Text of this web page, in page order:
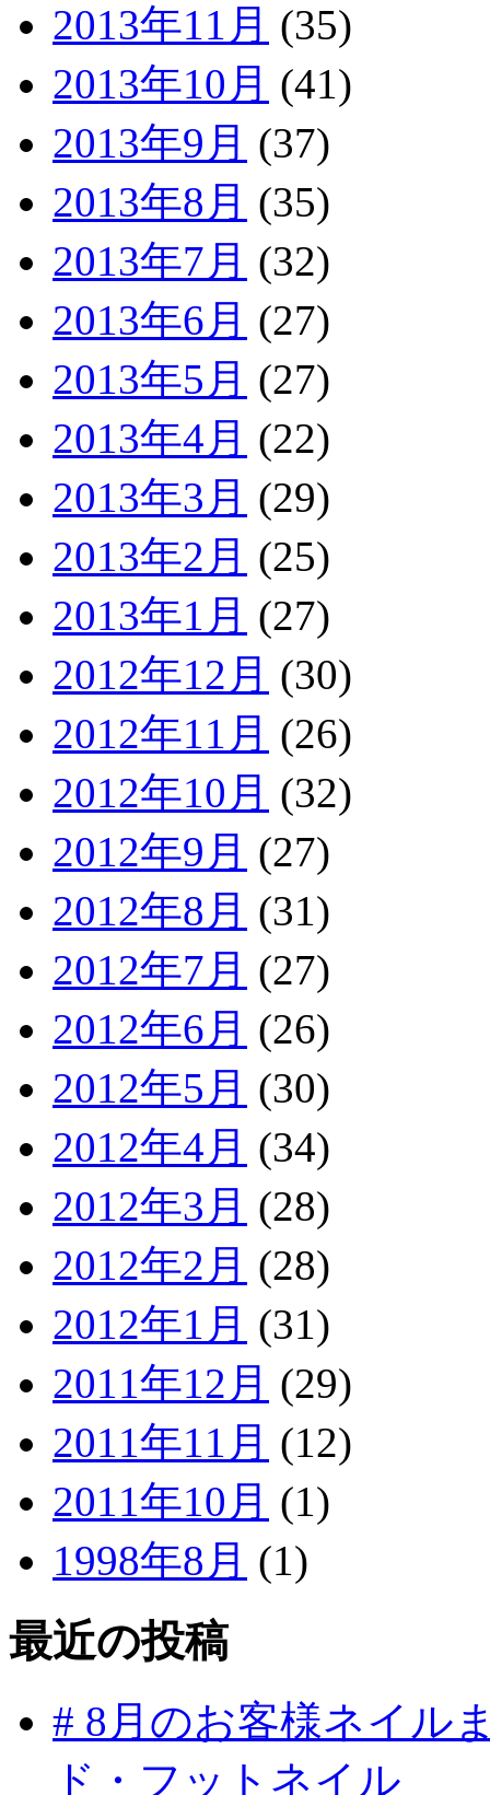
2013年11月 (35)
2013年10月 (41)
2013年9月 (37)
2013年8月 (35)
2013年7月 (32)
2013年6月 (27)
2013年5月 (27)
2013年4月 (22)
2013年3月 (29)
2013年2月 (25)
2013年1月 (27)
2012年12月 (30)
2012年11月 (26)
2012年10月 (32)
2012年9月 (27)
2012年8月 (31)
2012年7月 (27)
2012年6月 (26)
2012年5月 (30)
2012年4月 (34)
2012年3月 (28)
2012年2月 (28)
2012年1月 (31)
2011年12月 (29)
2011年11月 (12)
2011年10月 (1)
1998年8月 (1)
最近の投稿
# 8月のお客様ネイル
ド・フットネイル